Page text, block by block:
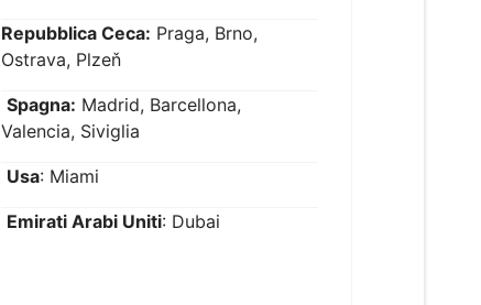
Repubblica Ceca: Praga, Brno,
Ostrava, Plzeň
Spagna: Madrid, Barcellona,
Valencia, Siviglia
Usa: Miami
Emirati Arabi Uniti: Dubai